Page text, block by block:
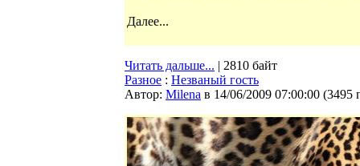
Далее...
Читать дальше... | 2810 байт
Разное : Незваный гость
Автор: Milena в 14/06/2009 07:00:00 (3495